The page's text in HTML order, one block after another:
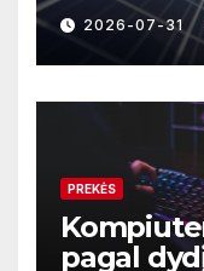
saulės
2026-07-31
PREKĖS
pagal